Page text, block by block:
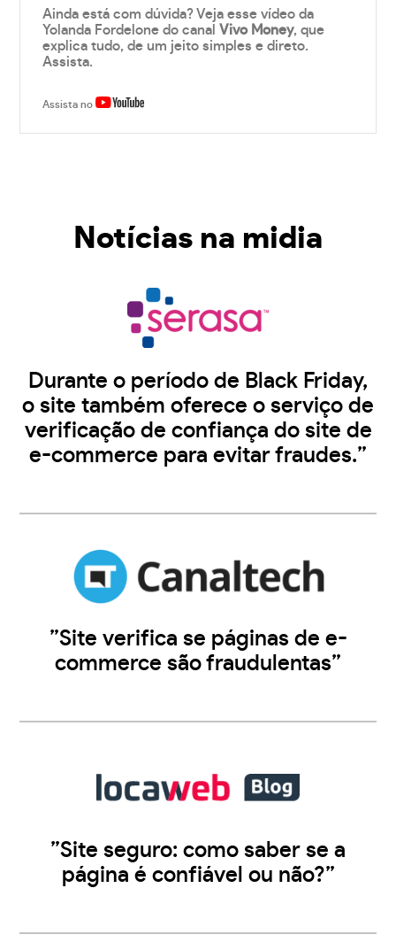
Ainda está com dúvida? Veja esse vídeo da
Yolanda Fordelone do canalVivo Money, que
explica tudo, de um jeito simples e direto.
Assista.
Assista no
Notícias na midia
Durante o período de Black Friday,
o site também oferece o serviço de
verificação de confiança do site de
e-commerce para evitar fraudes.”
”Site verifica se páginas de e-
commerce são fraudulentas”
”Site seguro: como saber se a
página é confiável ou não?”